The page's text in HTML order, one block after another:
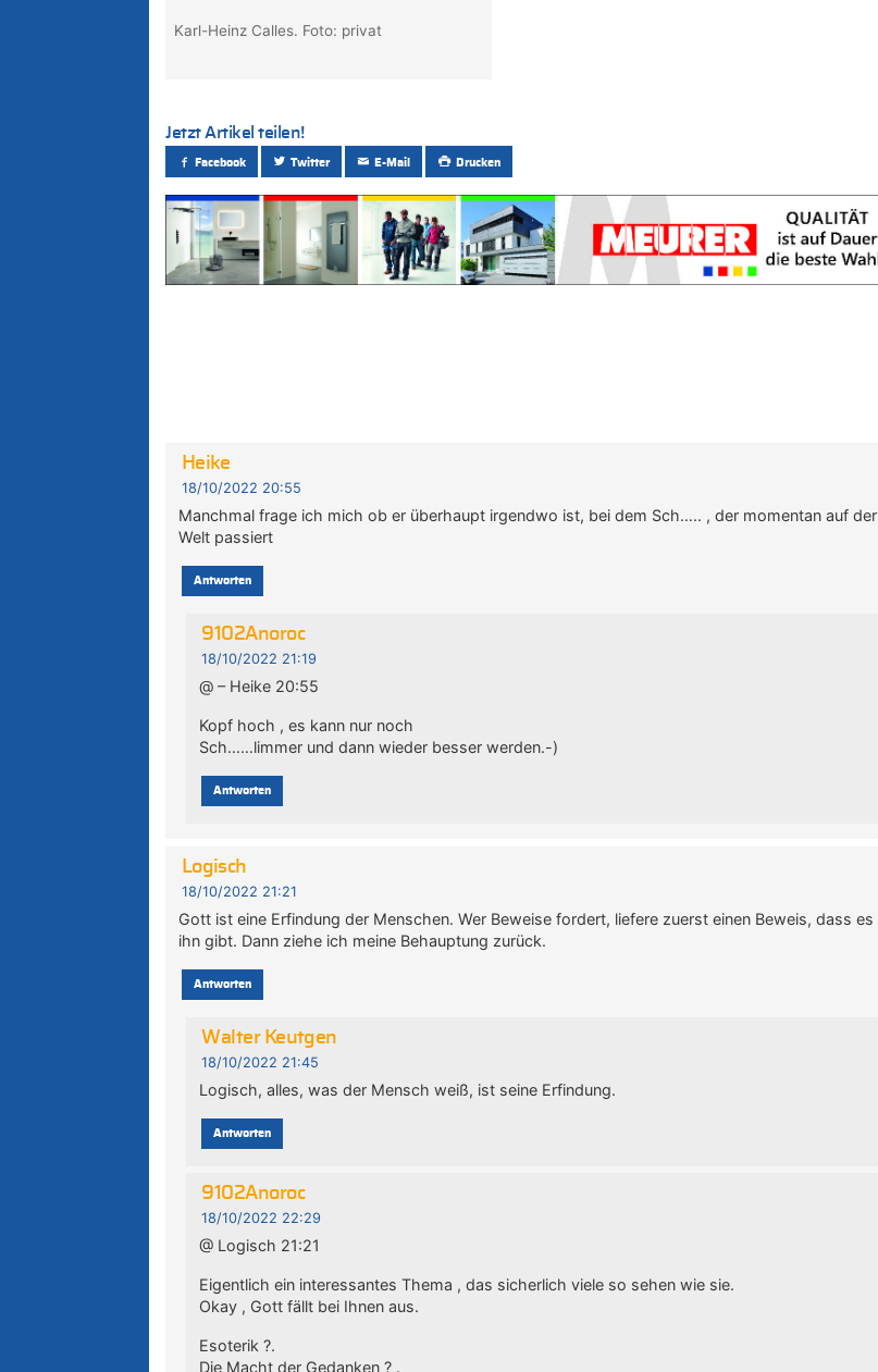
Karl-Heinz Calles. Foto: privat
Jetzt Artikel teilen!
Facebook Twitter E-Mail Drucken
Heike
18/10/2022 20:55
Manchmal frage ich mich ob er überhaupt irgendwo ist, bei dem Sch….. , der momentan auf der
Welt passiert
Antworten
9102Anoroc
18/10/2022 21:19
@ – Heike 20:55
Kopf hoch , es kann nur noch
Sch……limmer und dann wieder besser werden.-)
Antworten
Logisch
18/10/2022 21:21
Gott ist eine Erfindung der Menschen. Wer Beweise fordert, liefere zuerst einen Beweis, dass es
ihn gibt. Dann ziehe ich meine Behauptung zurück.
Antworten
Walter Keutgen
18/10/2022 21:45
Logisch, alles, was der Mensch weiß, ist seine Erfindung.
Antworten
9102Anoroc
18/10/2022 22:29
@ Logisch 21:21
Eigentlich ein interessantes Thema , das sicherlich viele so sehen wie sie.
Okay , Gott fällt bei Ihnen aus.
Esoterik ?.
Die Macht der Gedanken ? .